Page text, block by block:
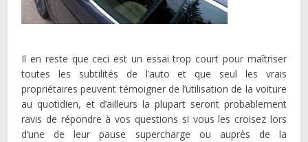
Il en reste que ceci est un essai trop court pour maîtriser
toutes les subtilités de l’auto et que seul les vrais
propriétaires peuvent témoigner de l’utilisation de la voiture
au quotidien, et d’ailleurs la plupart seront probablement
ravis de répondre à vos questions si vous les croisez lors
d’une de leur pause supercharge ou auprès de la